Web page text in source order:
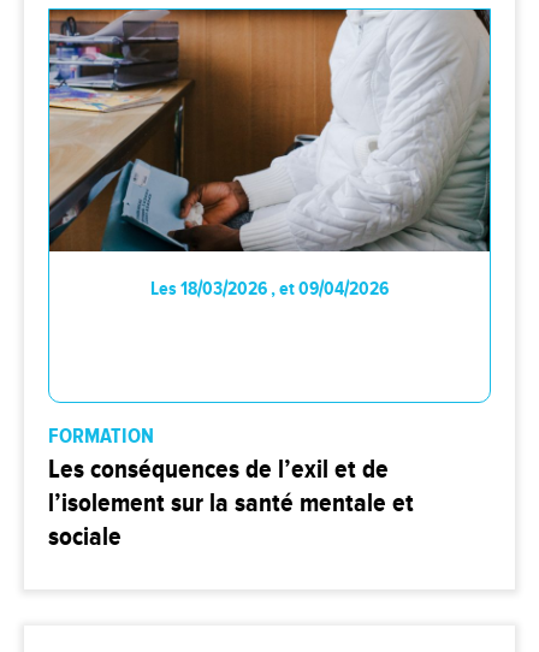
Les 18/03/2026 , et 09/04/2026
FORMATION
Les conséquences de l’exil et de
l’isolement sur la santé mentale et
sociale